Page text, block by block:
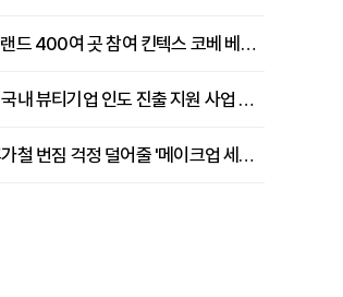
출산·육아 브랜드 400여 곳 참여 킨텍스 코베 베이비페어 개막
조프런티어, 국내 뷰티기업 인도 진출 지원 사업 추진
쏘내추럴, 휴가철 번짐 걱정 덜어줄 '메이크업 세팅 멀티 매직 실러' 제안